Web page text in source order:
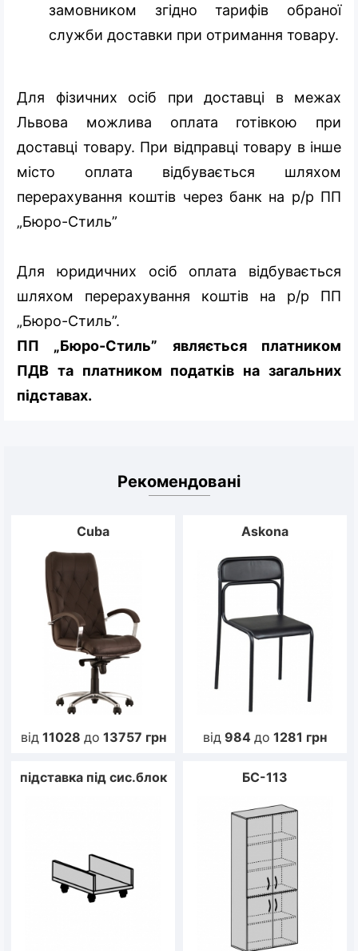
замовником згідно тарифів обраної
служби доставки при отримання товару.
Для фізичних осіб при доставці в межах
Львова можлива оплата готівкою при
доставці товару. При відправці товару в інше
місто оплата відбувається шляхом
перерахування коштів через банк на р/р ПП
„Бюро-Стиль”
Для юридичних осіб оплата відбувається
шляхом перерахування коштів на р/р ПП
„Бюро-Стиль”.
ПП „Бюро-Стиль” являється платником
ПДВ та платником податків на загальних
підставах.
Рекомендовані
Cuba
від 11028 до 13757 грн
Askona
від 984 до 1281 грн
підставка під сис.блок БС-113